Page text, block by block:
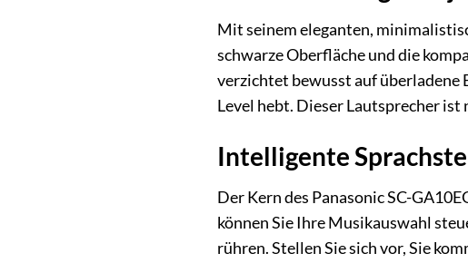
Mit seinem eleganten,
schwarze Oberfläche und die
verzichtet bewusst auf überladene
Level hebt. Dieser Lautsprecher
Intelligente
Der Kern des Panasonic SC-
können Sie Ihre Musikauswahl
rühren. Stellen Sie sich vor, Sie